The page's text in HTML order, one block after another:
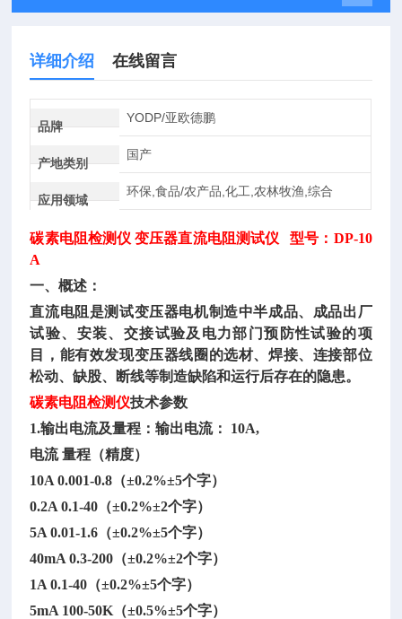
详细介绍 在线留言
品牌
YODP/亚欧德鹏
产地类别
国产
应用领域
环保,食品/农产品,化工,农林牧渔,综合
碳素电阻检测仪 变压器直流电阻测试仪 型号：DP-10
A
一、概述：
直流电阻是测试变压器电机制造中半成品、成品出厂
试验、安装、交接试验及电力部门预防性试验的项
目，能有效发现变压器线圈的选材、焊接、连接部位
松动、缺股、断线等制造缺陷和运行后存在的隐患。
碳素电阻检测仪技术参数
1.输出电流及量程：输出电流： 10A,
电流 量程（精度）
10A 0.001-0.8（±0.2%±5个字）
0.2A 0.1-40（±0.2%±2个字）
5A 0.01-1.6（±0.2%±5个字）
40mA 0.3-200（±0.2%±2个字）
1A 0.1-40（±0.2%±5个字）
5mA 100-50K（±0.5%±5个字）